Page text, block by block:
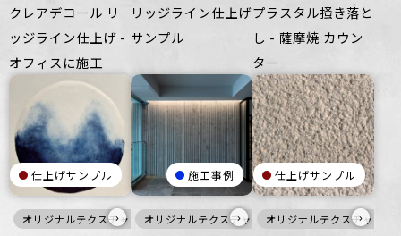
クレアデコール リ
ッジライン仕上げ -
オフィスに施工
リッジライン仕上げ
サンプル
プラスタル掻き落と
し - 薩摩焼 カウン
ター
仕上げサンプル
オリジナルテクスチャ・特殊左官 白 寒色 壁
›
施工事例
オリジナルテクスチャ・特殊左官 灰 壁
›
仕上げサンプル
オリジナルテクスチャ・特
›